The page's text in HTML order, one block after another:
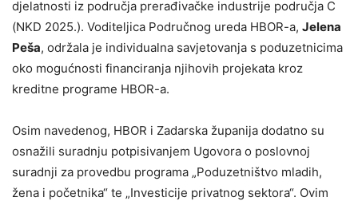
djelatnosti iz područja prerađivačke industrije područja C
(NKD 2025.). Voditeljica Područnog ureda HBOR-a, Jelena
Peša, održala je individualna savjetovanja s poduzetnicima
oko mogućnosti financiranja njihovih projekata kroz
kreditne programe HBOR-a.
Osim navedenog, HBOR i Zadarska županija dodatno su
osnažili suradnju potpisivanjem Ugovora o poslovnoj
suradnji za provedbu programa „Poduzetništvo mladih,
žena i početnika“ te „Investicije privatnog sektora“. Ovim